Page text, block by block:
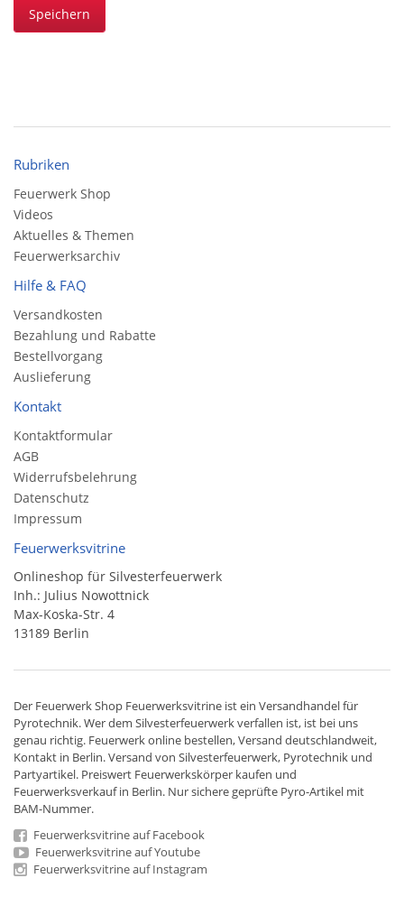
Speichern
Rubriken
Feuerwerk Shop
Videos
Aktuelles & Themen
Feuerwerksarchiv
Hilfe & FAQ
Versandkosten
Bezahlung und Rabatte
Bestellvorgang
Auslieferung
Kontakt
Kontaktformular
AGB
Widerrufsbelehrung
Datenschutz
Impressum
Feuerwerksvitrine
Onlineshop für Silvesterfeuerwerk
Inh.: Julius Nowottnick
Max-Koska-Str. 4
13189 Berlin
Der Feuerwerk Shop Feuerwerksvitrine ist ein Versandhandelfür
Pyrotechnik. Wer dem Silvesterfeuerwerk verfallen ist, ist bei uns
genau richtig. Feuerwerk online bestellen,Versand deutschlandweit,
Kontakt in Berlin. Versand von Silvesterfeuerwerk, Pyrotechnik und
Partyartikel. Preiswert Feuerwerkskörper kaufen und
Feuerwerksverkauf in Berlin. Nur sichere geprüfte Pyro-Artikel mit
BAM-Nummer.
Feuerwerksvitrine auf Facebook
Feuerwerksvitrine auf Youtube
Feuerwerksvitrine auf Instagram